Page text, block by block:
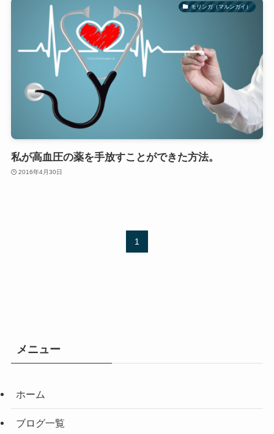
モリンガ（マルンガイ）
私が高血圧の薬を手放すことができた方法。
2016年4月30日
1
メニュー
ホーム
ブログ一覧